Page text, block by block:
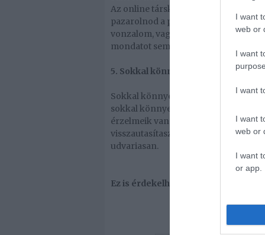
I want
web or
I want
I want
I want
web or
I want
or app.
Az online társkeresés során nem
pazarolnod a pénzed csak azért,
vonzalom, vagy bármi közös
mondatot sem tud elmondani.
5. Sokkal könnyebb nemet mondani
Sokkal könnyebb online
sokkal könnyebb online felületen,
érzelmeik vannak, függetlenül attól
visszautasítasz valakit az online
udvariasan.
Ez is érdekelhet! -